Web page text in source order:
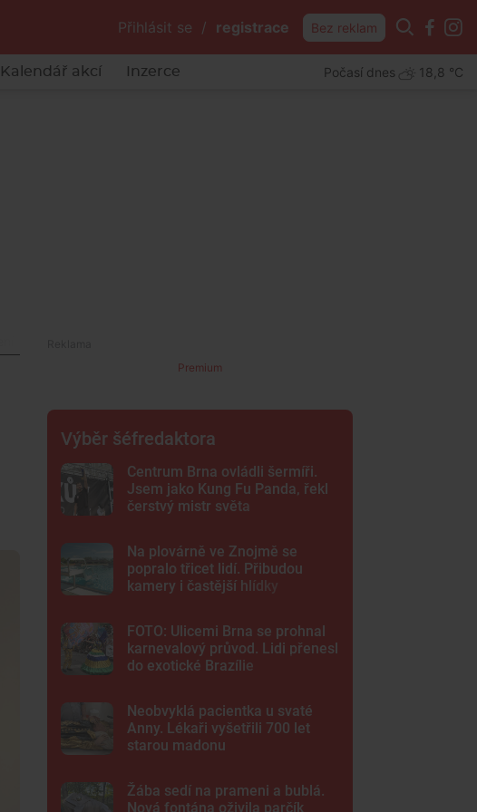
Přihlásit se / registrace Bez reklam
Kalendář akcí Inzerce Počasí dnes 18,8 °C
Premium
Výběr šéfredaktora
Centrum Brna ovládli šermíři.
Jsem jako Kung Fu Panda, řekl
čerstvý mistr světa
Na plovárně ve Znojmě se
popralo třicet lidí. Přibudou
kamery i častější hlídky
FOTO: Ulicemi Brna se prohnal
karnevalový průvod. Lidi přenesl
do exotické Brazílie
Neobvyklá pacientka u svaté
Anny. Lékaři vyšetřili 700 let
starou madonu
Žába sedí na prameni a bublá.
Nová fontána oživila parčík